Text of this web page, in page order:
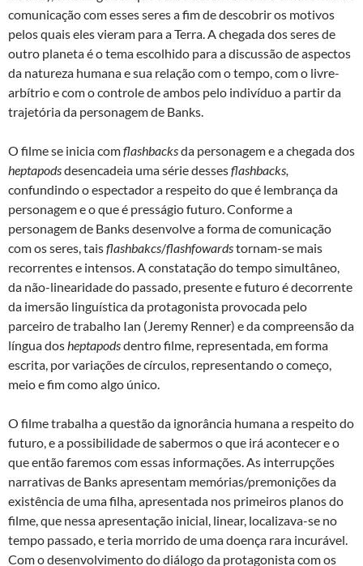
comunicação com esses seres a fim de descobrir os motivos
pelos quais eles vieram para a Terra. A chegada dos seres de
outro planeta é o tema escolhido para a discussão de aspectos
da natureza humana e sua relação com o tempo, com o livre-
arbítrio e com o controle de ambos pelo indivíduo a partir da
trajetória da personagem de Banks.
O filme se inicia comflashbacksda personagem e a chegada dos
heptapodsdesencadeia uma série dessesflashbacks,
confundindo o espectador a respeito do que é lembrança da
personagem e o que é presságio futuro. Conforme a
personagem de Banks desenvolve a forma de comunicação
com os seres, taisflashbakcs/flashfowardstornam-se mais
recorrentes e intensos. A constatação do tempo simultâneo,
da não-linearidade do passado, presente e futuro é decorrente
da imersão linguística da protagonista provocada pelo
parceiro de trabalho Ian (Jeremy Renner) e da compreensão da
língua dosheptapodsdentro filme, representada, em forma
escrita, por variações de círculos, representando o começo,
meio e fim como algo único.
O filme trabalha a questão da ignorância humana a respeito do
futuro, e a possibilidade de sabermos o que irá acontecer e o
que então faremos com essas informações. As interrupções
narrativas de Banks apresentam memórias/premonições da
existência de uma filha, apresentada nos primeiros planos do
filme, que nessa apresentação inicial, linear, localizava-se no
tempo passado, e teria morrido de uma doença rara incurável.
Com o desenvolvimento do diálogo da protagonista com os